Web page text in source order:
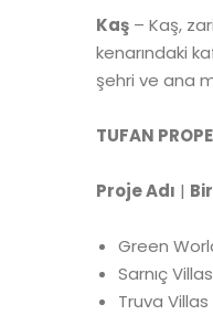
Kaş – Kaş,
kenarındaki
şehri ve ana
TUFAN
Proje Adı |
Green
Sarnıç
Truva